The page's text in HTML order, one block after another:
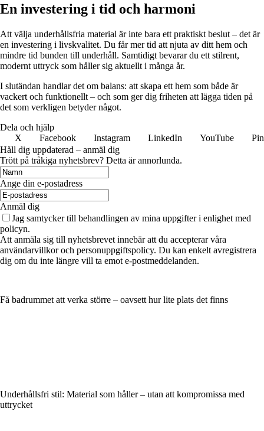
En investering i tid och harmoni
Att välja underhållsfria material är inte bara ett praktiskt beslut – det är
en investering i livskvalitet. Du får mer tid att njuta av ditt hem och
mindre tid bunden till underhåll. Samtidigt bevarar du ett stilrent,
modernt uttryck som håller sig aktuellt i många år.
I slutändan handlar det om balans: att skapa ett hem som både är
vackert och funktionellt – och som ger dig friheten att lägga tiden på
det som verkligen betyder något.
Dela och hjälp
X
Facebook Instagram LinkedIn YouTube
Håll dig uppdaterad – anmäl dig
Trött på tråkiga nyhetsbrev? Detta är annorlunda.
Ange din e-postadress
Anmäl dig
Jag samtycker till behandlingen av mina uppgifter i enlighet med
policyn.
Att anmäla sig till nyhetsbrevet innebär att du accepterar våra
användarvillkor och personuppgiftspolicy. Du kan enkelt avregistrera
dig om du inte längre vill ta emot e-postmeddelanden.
Få badrummet att verka större – oavsett hur lite plats det finns
Underhållsfri stil: Material som håller – utan att kompromissa med
uttrycket